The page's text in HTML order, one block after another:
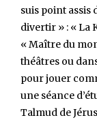
suis point assis
divertir » : « La
« Maître du
théâtres ou
pour jouer
une séance
Talmud de